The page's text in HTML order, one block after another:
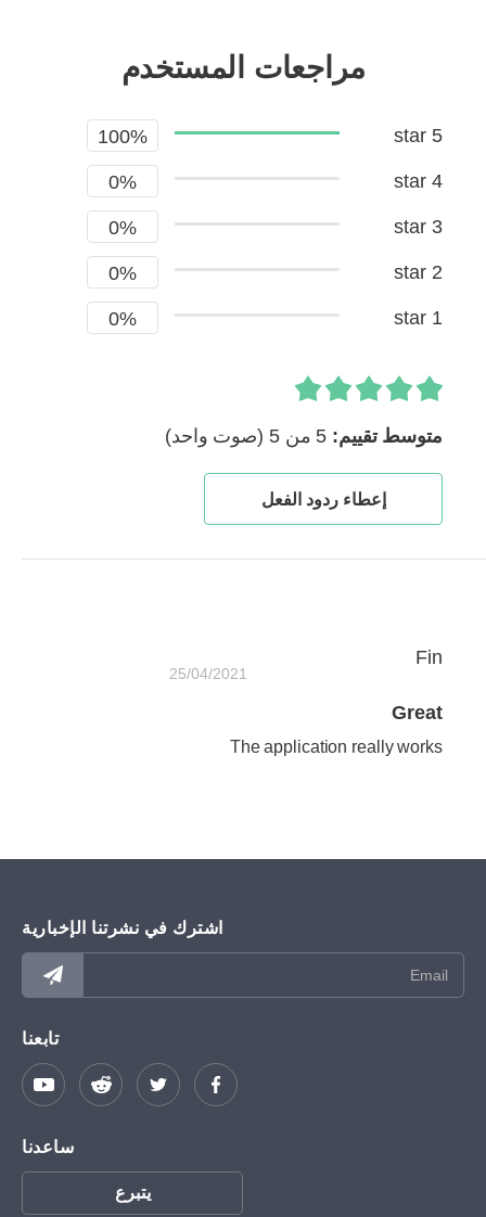
مراجعات المستخدم
5 star
100%
4 star
0%
3 star
0%
2 star
0%
1 star
0%
متوسط ​​تقييم: 5 من 5 (صوت واحد)
إعطاء ردود الفعل
Fin
25/04/2021
Great
The application really works
اشترك في نشرتنا الإخبارية
تابعنا
ساعدنا
يتبرع